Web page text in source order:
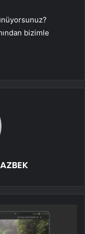
bizimle